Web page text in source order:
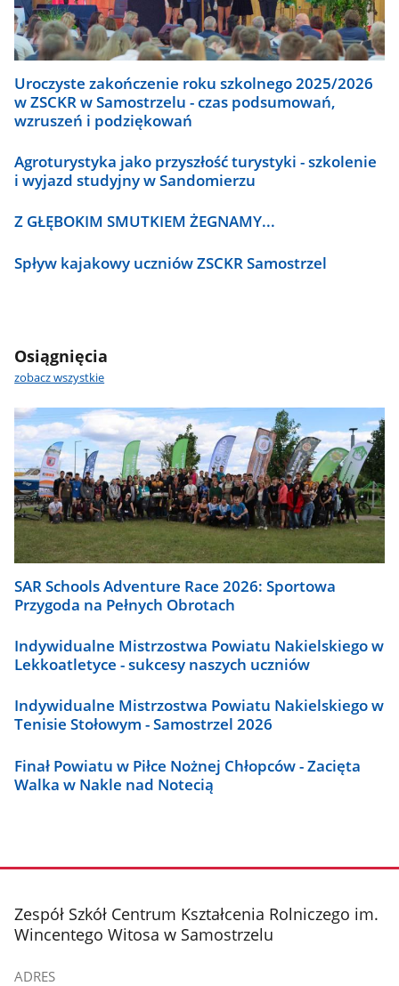
Uroczyste zakończenie roku szkolnego 2025/2026
w ZSCKR w Samostrzelu - czas podsumowań,
wzruszeń i podziękowań
Agroturystyka jako przyszłość turystyki - szkolenie
i wyjazd studyjny w Sandomierzu
Z GŁĘBOKIM SMUTKIEM ŻEGNAMY...
Spływ kajakowy uczniów ZSCKR Samostrzel
Osiągnięcia
zobacz wszystkie
SAR Schools Adventure Race 2026: Sportowa
Przygoda na Pełnych Obrotach
Indywidualne Mistrzostwa Powiatu Nakielskiego w
Lekkoatletyce - sukcesy naszych uczniów
Indywidualne Mistrzostwa Powiatu Nakielskiego w
Tenisie Stołowym - Samostrzel 2026
Finał Powiatu w Piłce Nożnej Chłopców - Zacięta
Walka w Nakle nad Notecią
stopka
Zespół Szkół Centrum Kształcenia Rolniczego im.
Wincentego Witosa w Samostrzelu
ADRES